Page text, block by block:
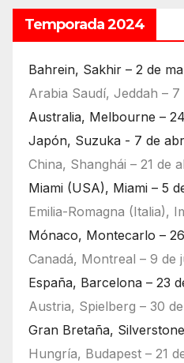
Temporada 2024
Bahrein, Sakhir – 2 de
Arabia Saudí, Jeddah –
Australia, Melbourne –
Japón, Suzuka - 7 de
China, Shanghái – 21 de
Miami (USA), Miami – 5
Emilia-Romagna (Italia),
Mónaco, Montecarlo –
Canadá, Montreal – 9 de
España, Barcelona – 23
Austria, Spielberg – 30
Gran Bretaña,
Hungría, Budapest – 21